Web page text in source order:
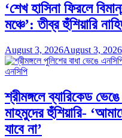
‘শেখ হাসিনা ফিরলে
মঞ্চে’: তীব্র হুঁশিয়ারি
August 3, 2026August 3, 2026
এনসিপি
শ্রীমঙ্গলে ব্যারিকেড
মাহমুদের হুঁশিয়ারি-
যাবে না’